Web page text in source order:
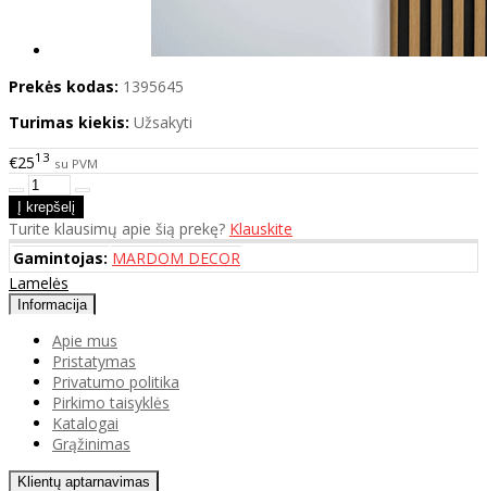
Prekės kodas: 1395645
Turimas kiekis: Užsakyti
€2513 su PVM
Turite klausimų apie šią prekę? Klauskite
Gamintojas: MARDOM DECOR
Lamelės
Informacija
Apie mus
Pristatymas
Privatumo politika
Pirkimo taisyklės
Katalogai
Grąžinimas
Klientų aptarnavimas